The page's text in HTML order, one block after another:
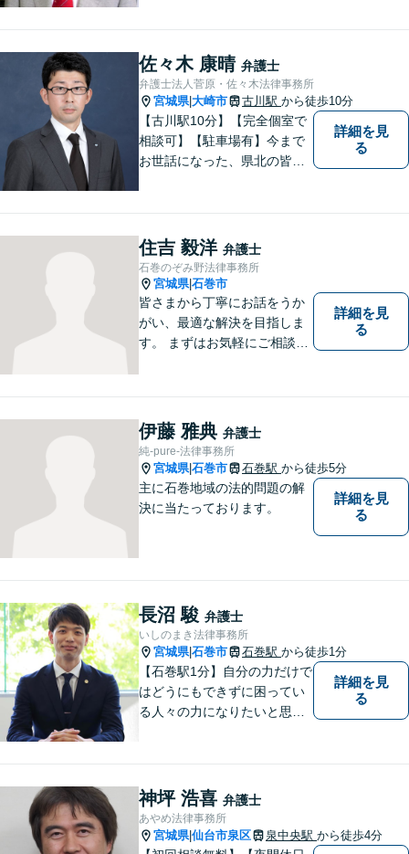
婚・刑事事件のご相談にも対
応します。【南気仙沼駅3分】
佐々木 康晴 弁護士
弁護士法人菅原・佐々木法律事務所
宮城県|大崎市 古川駅 から徒歩10分
【古川駅10分】【完全個室で
相談可】【駐車場有】今まで
お世話になった、県北の皆さ
ら、お気軽にお声がけくださ
い。
詳細を見
る
住吉 毅洋 弁護士
石巻のぞみ野法律事務所
宮城県|石巻市
皆さまから丁寧にお話をうか
がい、最適な解決を目指しま
す。 まずはお気軽にご相談く
詳細を見
る
伊藤 雅典 弁護士
純-pure-法律事務所
宮城県|石巻市 石巻駅 から徒歩5分
主に石巻地域の法的問題の解
決に当たっております。
詳細を見
る
長沼 駿 弁護士
いしのまき法律事務所
宮城県|石巻市 石巻駅 から徒歩1分
【石巻駅1分】自分の力だけで
はどうにもできずに困ってい
る人々の力になりたいと思い
決ができるよう、サポートい
たします。ぜひ一度ご相談く
ださい。
詳細を見
る
神坪 浩喜 弁護士
あやめ法律事務所
宮城県|仙台市泉区 泉中央駅 から徒歩4分